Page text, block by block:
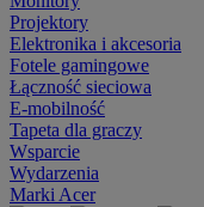
Projektory
Elektronika i akcesoria
Fotele gamingowe
Łączność sieciowa
E-mobilność
Tapeta dla graczy
Wsparcie
Wydarzenia
Marki Acer